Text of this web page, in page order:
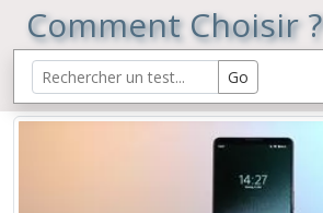
Comment Choisir ?